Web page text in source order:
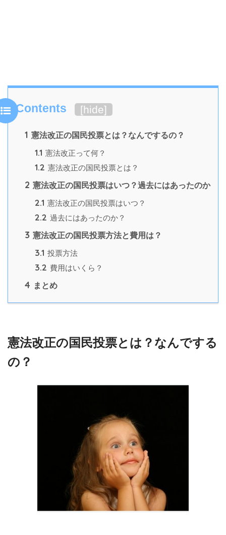
Contents [hide]
1 憲法改正の国民投票とは？なんでするの？
1.1 憲法改正って何？
1.2 憲法改正の国民投票とは？
2 憲法改正の国民投票はいつ？過去にはあったのか
2.1 憲法改正の国民投票はいつ？
2.2 過去にはあったのか？
3 憲法改正の国民投票方法と費用は？
3.1 投票方法
3.2 費用はいくら？
4 まとめ
憲法改正の国民投票とは？なんでする
の？